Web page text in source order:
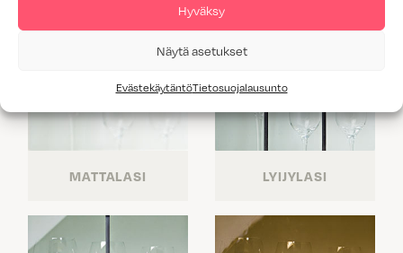
Hyväksy
Näytä asetukset
EvästekäytäntöTietosuojalausunto
MATTALASI LYIJYLASI